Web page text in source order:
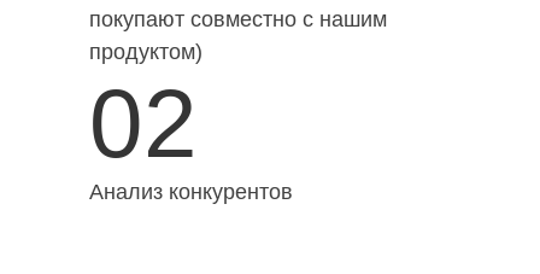
покупают совместно с нашим
продуктом)
02
Анализ конкурентов